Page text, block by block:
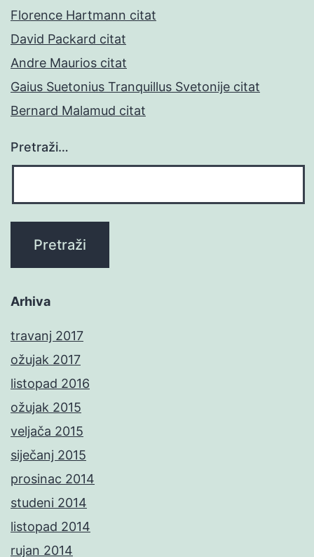
Florence Hartmann citat
David Packard citat
Andre Maurios citat
Gaius Suetonius Tranquillus Svetonije citat
Bernard Malamud citat
Pretraži…
Arhiva
travanj 2017
ožujak 2017
listopad 2016
ožujak 2015
veljača 2015
siječanj 2015
prosinac 2014
studeni 2014
listopad 2014
rujan 2014